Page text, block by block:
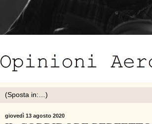
giovedì 13 agosto 2020